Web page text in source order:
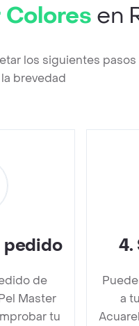
Colores en
los siguientes pasos
brevedad
pedido
de
Master
tu
4.
a